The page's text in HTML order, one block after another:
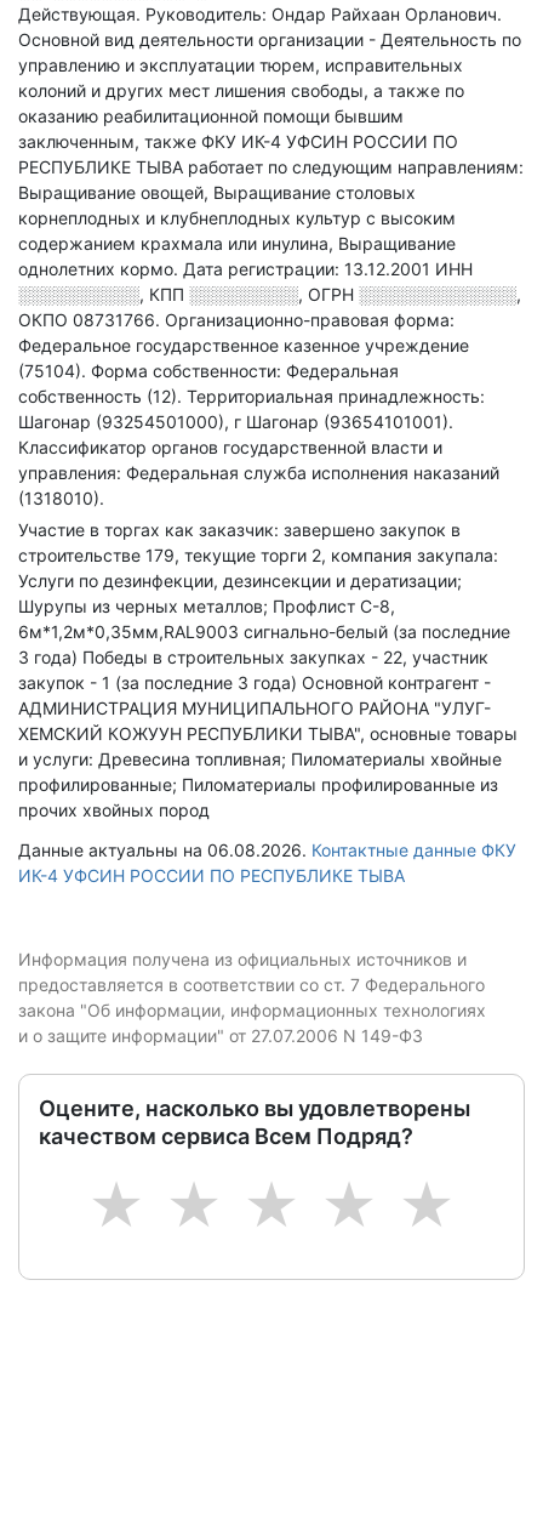
Действующая. Руководитель: Ондар Райхаан Орланович.
Основной вид деятельности организации - Деятельность по
управлению и эксплуатации тюрем, исправительных
колоний и других мест лишения свободы, а также по
оказанию реабилитационной помощи бывшим
заключенным, также ФКУ ИК-4 УФСИН РОССИИ ПО
РЕСПУБЛИКЕ ТЫВА работает по следующим направлениям:
Выращивание овощей, Выращивание столовых
корнеплодных и клубнеплодных культур с высоким
содержанием крахмала или инулина, Выращивание
однолетних кормо. Дата регистрации: 13.12.2001 ИНН
░░░░░░░░░░, КПП ░░░░░░░░░, ОГРН ░░░░░░░░░░░░░,
ОКПО 08731766. Организационно-правовая форма:
Федеральное государственное казенное учреждение
(75104). Форма собственности: Федеральная
собственность (12). Территориальная принадлежность:
Шагонар (93254501000), г Шагонар (93654101001).
Классификатор органов государственной власти и
управления: Федеральная служба исполнения наказаний
(1318010).
Участие в торгах как заказчик: завершено закупок в
строительстве 179, текущие торги 2, компания закупала:
Услуги по дезинфекции, дезинсекции и дератизации;
Шурупы из черных металлов; Профлист С-8,
6м*1,2м*0,35мм,RAL9003 сигнально-белый (за последние
3 года) Победы в строительных закупках - 22, участник
закупок - 1 (за последние 3 года) Основной контрагент -
АДМИНИСТРАЦИЯ МУНИЦИПАЛЬНОГО РАЙОНА "УЛУГ-
ХЕМСКИЙ КОЖУУН РЕСПУБЛИКИ ТЫВА", основные товары
и услуги: Древесина топливная; Пиломатериалы хвойные
профилированные; Пиломатериалы профилированные из
прочих хвойных пород
Данные актуальны на 06.08.2026. Контактные данные ФКУ
ИК-4 УФСИН РОССИИ ПО РЕСПУБЛИКЕ ТЫВА
Информация получена из официальных источников и
предоставляется в соответствии со ст. 7 Федерального
закона "Об информации, информационных технологиях
и о защите информации" от 27.07.2006 N 149-ФЗ
Оцените, насколько вы удовлетворены
качеством сервиса Всем Подряд?
5
4
3
2
1